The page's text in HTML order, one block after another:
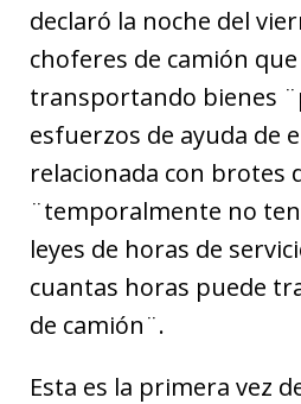
declaró la noche del
choferes de camión
transportando bienes
esfuerzos de ayuda de
relacionada con brotes
¨temporalmente no
leyes de horas de
cuantas horas puede
de camión¨.
Esta es la primera vez